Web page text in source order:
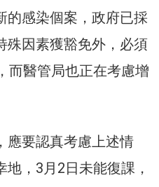
的感染個案，政府已採
殊因素獲豁免外，必須
而醫管局也正在考慮增
應要認真考慮上述情
，3月2日未能復課，